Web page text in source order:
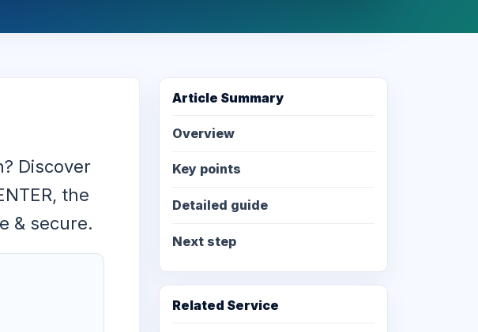
Discover
the
& secure.
Article Summary
Overview
Key points
Detailed guide
Next step
Related Service